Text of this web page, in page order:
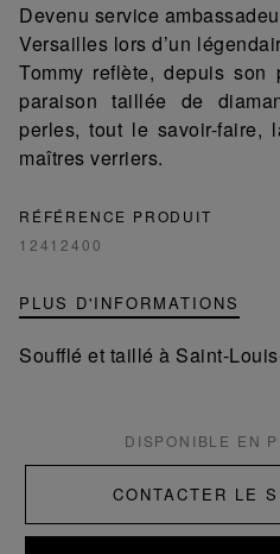
Devenu service
Versailles lors d’un
Tommy reflète, depuis
paraison taillée de
perles, tout le savoir-faire,
maîtres verriers.
RÉFÉRENCE PRODUIT
12412400
PLUS D'INFORMATIONS
Soufflé et taillé à Saint-
DISPONIBLE EN
CONTACTER LE